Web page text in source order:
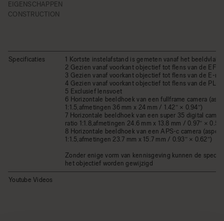
EIGENSCHAPPEN
CONSTRUCTION
Specificaties
1 Kortste instelafstand is gemeten vanaf het beeldvlak
2 Gezien vanaf voorkant objectief tot flens van de EF-
3 Gezien vanaf voorkant objectief tot flens van de E-
4 Gezien vanaf voorkant objectief tot flens van de PL-
5 Exclusief lensvoet
6 Horizontale beeldhoek van een fullframe camera
1:1.5,afmetingen 36 mm x 24 mm / 1.42″ × 0.94″)
7 Horizontale beeldhoek van een super 35 digital
ratio 1:1.8,afmetingen 24.6 mm x 13.8 mm / 0.97″ ×
8 Horizontale beeldhoek van een APS-c camera
1:1.5,afmetingen 23.7 mm x 15.7 mm / 0.93″ × 0.62″)
Zonder enige vorm van kennisgeving kunnen de
het objectief worden gewijzigd
Youtube Videos